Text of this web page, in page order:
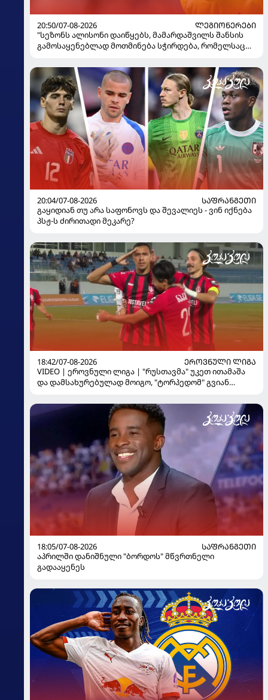
20:50/07-08-2026
ᲚᲔᲒᲘᲝᲜᲔᲠᲔᲑᲘ
"სეზონს ალისონი დაიწყებს, მამარდაშვილს შანსის
გამოსაყენებლად მოთმინება სჭირდება, რომელსაც
ყოფილმა მეკარემ
20:04/07-08-2026
ᲡᲐᲤᲠᲐᲜᲒᲔᲗᲘ
გაყიდიან თუ არა საფონოვს და შევალიეს - ვინ იქნება
პსჟ-ს ძირითადი მეკარე?
18:42/07-08-2026
ᲔᲠᲝᲕᲜᲣᲚᲘ ᲚᲘᲒᲐ
VIDEO | ეროვნული ლიგა | "რუსთავმა" უკეთ ითამაშა
და დამსახურებულად მოიგო, "ტორპედომ" გვიან
18:05/07-08-2026
ᲡᲐᲤᲠᲐᲜᲒᲔᲗᲘ
აპრილში დანიშნული "ბორდოს" მწვრთნელი
გადააყენეს